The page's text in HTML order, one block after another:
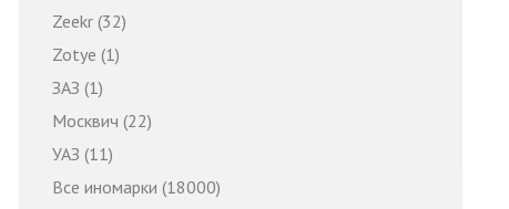
Zeekr (32)
Zotye (1)
ЗАЗ (1)
Москвич (22)
УАЗ (11)
Все иномарки (18000)